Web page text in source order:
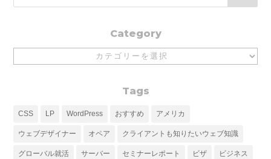
Category
Tags
CSS LP WordPress おすすめ アメリカ
ウェブデザイナー オペア クライアントも知りたいウェブ知識
グローバル就活 サーバー セミナーレポート ビザ ビジネス